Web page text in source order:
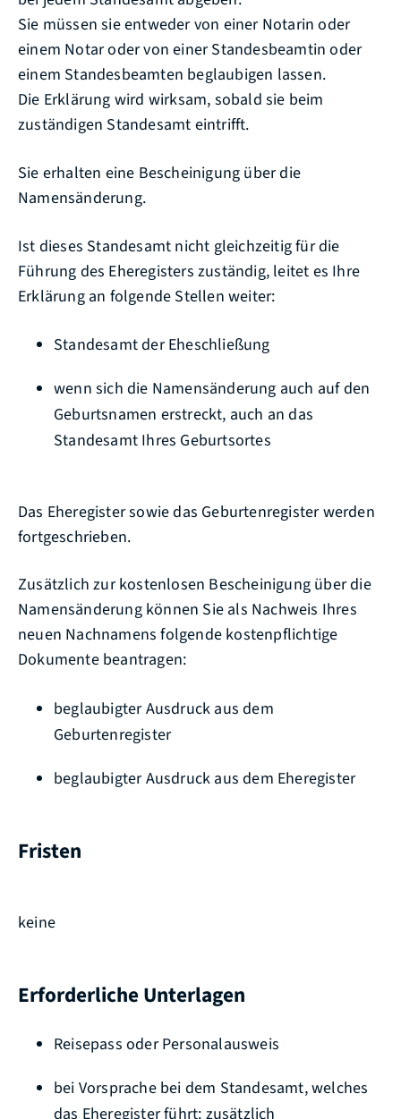
Sie müssen sie entweder von einer Notarin oder
einem Notar oder von einer Standesbeamtin oder
einem Standesbeamten beglaubigen lassen.
Die Erklärung wird wirksam, sobald sie beim
zuständigen Standesamt eintrifft.
Sie erhalten eine Bescheinigung über die
Namensänderung.
Ist dieses Standesamt nicht gleichzeitig für die
Führung des Eheregisters zuständig, leitet es Ihre
Erklärung an folgende Stellen weiter:
Standesamt der Eheschließung
wenn sich die Namensänderung auch auf den
Geburtsnamen erstreckt, auch an das
Standesamt Ihres Geburtsortes
Das Eheregister sowie das Geburtenregister werden
fortgeschrieben.
Zusätzlich zur kostenlosen Bescheinigung über die
Namensänderung können Sie als Nachweis Ihres
neuen Nachnamens folgende kostenpflichtige
Dokumente beantragen:
beglaubigter Ausdruck aus dem
Geburtenregister
beglaubigter Ausdruck aus dem Eheregister
Fristen
keine
Erforderliche Unterlagen
Reisepass oder Personalausweis
bei Vorsprache bei dem Standesamt, welches
das Eheregister führt: zusätzlich